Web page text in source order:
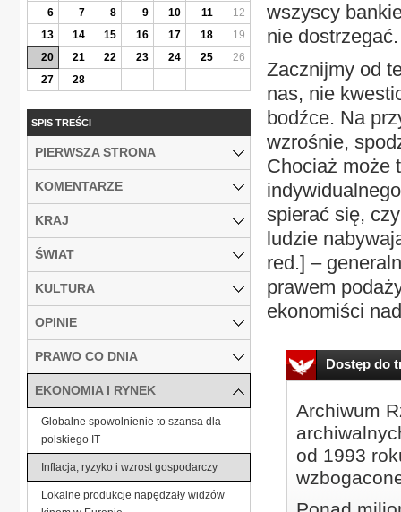
wszyscy
nie dostrzegać.
Zacznijmy od
nas, nie
bodźce. Na
wzrośnie,
Chociaż może
spierać się,
ludzie
red.] –
prawem
ekonomiści
Dostęp do
Archiwum
od 1993
6
7 8 9 10 11
12
13
14 15 16 17 18
19
20
21 22 23 24 25
26
27
28
SPIS TREŚCI
PIERWSZA STRONA
KOMENTARZE
KRAJ
ŚWIAT
KULTURA
OPINIE
PRAWO CO DNIA
EKONOMIA I RYNEK
Globalne spowolnienie to szansa dla
polskiego IT
Inflacja, ryzyko i wzrost gospodarczy
Lokalne produkcje napędzały widzów